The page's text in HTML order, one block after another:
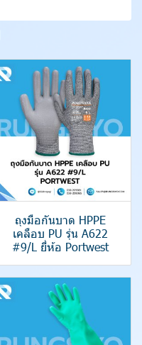
ถุงมือกันบาด HPPE
เคลือบ PU รุ่น A622
#9/L ยี่ห้อ Portwest